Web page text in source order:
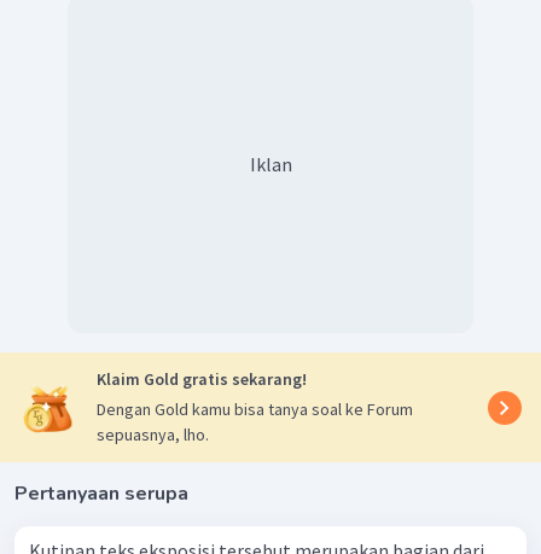
Iklan
Klaim Gold gratis sekarang!
Dengan Gold kamu bisa tanya soal ke Forum
sepuasnya, lho.
Pertanyaan serupa